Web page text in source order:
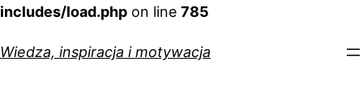
includes/load.php on line 785
do
Wiedza, inspiracja i motywacja